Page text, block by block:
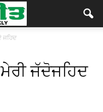
ਜਹਿਦ
ਜੱਦੋਜਹਿਦ